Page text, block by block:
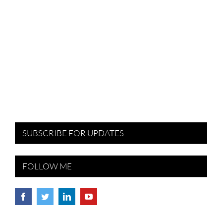
SUBSCRIBE FOR UPDATES
FOLLOW ME